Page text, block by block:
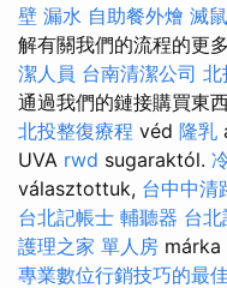
壁 漏水 自助餐外燴 滅鼠
解有關我們的流程的更
潔人員 台南清潔公司 北
通過我們的鏈接購買東
北投整復療程 véd 隆乳
UVA rwd sugaraktól.
választottuk, 台中中清
台北記帳士 輔聽器 台
護理之家 單人房
專業數位行銷技巧的最